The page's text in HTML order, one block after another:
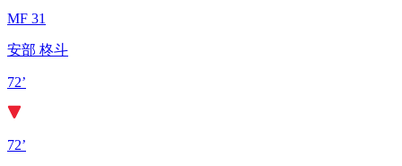
MF 31
安部 柊斗
72’
72’